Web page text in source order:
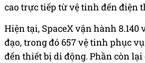
cao trực tiếp từ vệ tinh đến điện
Hiện tại, SpaceX vận hành 8.140
đạo, trong đó 657 vệ tinh phục
đến thiết bị di động. Phần còn